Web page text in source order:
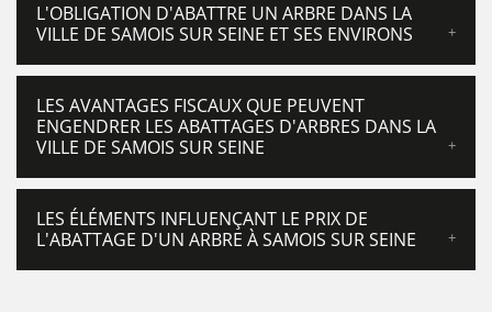
L'OBLIGATION D'ABATTRE UN ARBRE DANS LA
VILLE DE SAMOIS SUR SEINE ET SES ENVIRONS
LES AVANTAGES FISCAUX QUE PEUVENT
ENGENDRER LES ABATTAGES D'ARBRES DANS LA
VILLE DE SAMOIS SUR SEINE
LES ÉLÉMENTS INFLUENÇANT LE PRIX DE
L'ABATTAGE D'UN ARBRE À SAMOIS SUR SEINE